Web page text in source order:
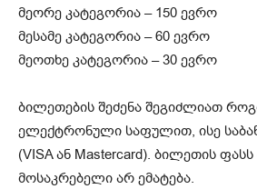
მეორე კატეგორია – 150 ევრო
მესამე კატეგორია – 60 ევრო
მეოთხე კატეგორია – 30 ევრო
ბილეთების შეძენა შეგიძლიათ
ელექტრონული საფულით, ისე
(VISA ან Mastercard). ბილეთის ფასს
მოსაკრებელი არ ემატება.